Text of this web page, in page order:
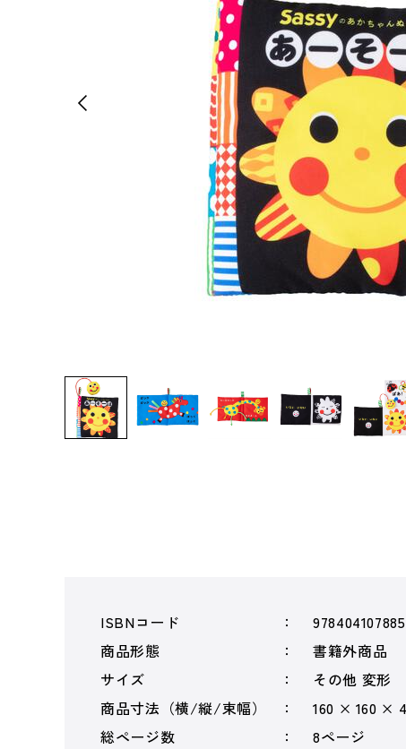
ISBNコード
商品形態
書籍外商品
サイズ
その他 変形
商品寸法（横/縦/束幅）
160 × 160 ×
総ページ数
8ページ